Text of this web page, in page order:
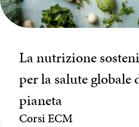
La nutrizione
per la salute globale
pianeta
Corsi ECM